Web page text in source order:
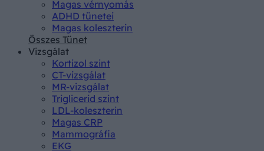
Magas vérnyomás
ADHD tünetei
Magas koleszterin
Összes Tünet
Vizsgálat
Kortizol szint
CT-vizsgálat
MR-vizsgálat
Triglicerid szint
LDL-koleszterin
Magas CRP
Mammográfia
EKG